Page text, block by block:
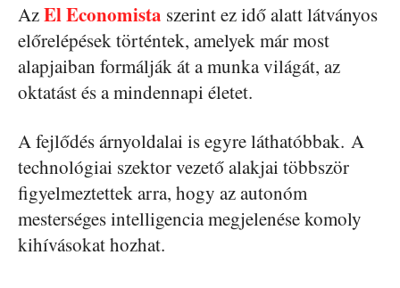
AzEl Economista szerint ez idő alatt látványos
előrelépések történtek, amelyek már most
alapjaiban formálják át a munka világát, az
oktatást és a mindennapi életet.
A fejlődés árnyoldalai is egyre láthatóbbak. A
technológiai szektor vezető alakjai többször
figyelmeztettek arra, hogy az autonóm
mesterséges intelligencia megjelenése komoly
kihívásokat hozhat.